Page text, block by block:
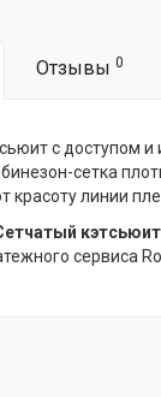
Отзывы 0
с доступом
сетка
красоту линии
сервиса